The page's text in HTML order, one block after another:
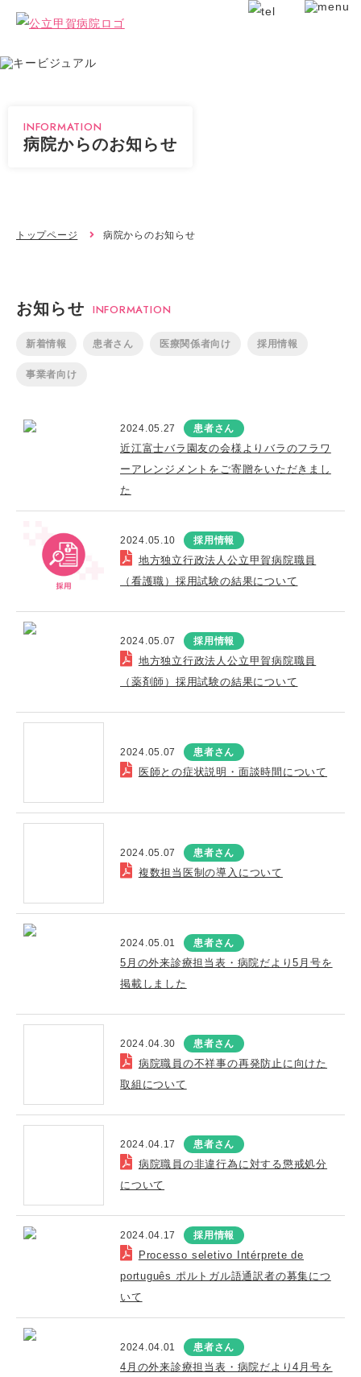
INFORMATION
病院からのお知らせ
トップページ 病院からのお知らせ
お知らせ INFORMATION
新着情報 患者さん 医療関係者向け 採用情報
事業者向け
2024.05.27 患者さん
近江富士バラ園友の会様よりバラのフラワ
ーアレンジメントをご寄贈をいただきまし
た
2024.05.10 採用情報
地方独立行政法人公立甲賀病院職員
（看護職）採用試験の結果について
2024.05.07 採用情報
地方独立行政法人公立甲賀病院職員
（薬剤師）採用試験の結果について
2024.05.07 患者さん
医師との症状説明・面談時間について
2024.05.07 患者さん
複数担当医制の導入について
2024.05.01 患者さん
5月の外来診療担当表・病院だより5月号を
掲載しました
2024.04.30 患者さん
病院職員の不祥事の再発防止に向けた
取組について
2024.04.17 患者さん
病院職員の非違行為に対する懲戒処分
について
2024.04.17 採用情報
Processo seletivo Intérprete de
português ポルトガル語通訳者の募集につ
いて
2024.04.01 患者さん
4月の外来診療担当表・病院だより4月号を